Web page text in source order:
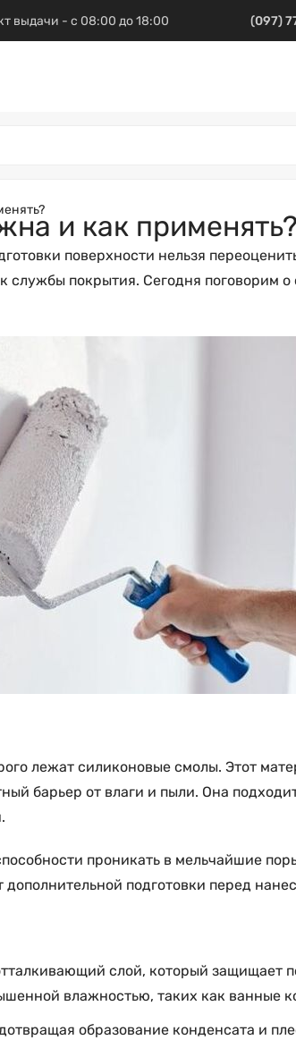
выдачи - с 08:00 до 18:00 (097)
и как применять?
поверхности нельзя
службы покрытия. Сегодня поговорим
лежат силиконовые смолы. Этот
барьер от влаги и пыли. Она
проникать в мельчайшие
подготовки перед
слой, который защищает
влажностью, таких как ванные
образование конденсата и